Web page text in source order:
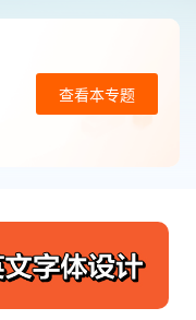
查看本专题